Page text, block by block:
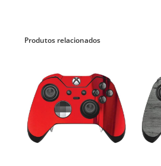
Produtos relacionados